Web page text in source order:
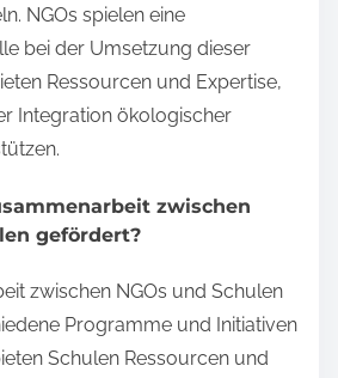
NGOs spielen eine
bei der Umsetzung dieser
Ressourcen und Expertise,
Integration ökologischer
zwischen
gefördert?
zwischen NGOs und Schulen
Programme und Initiativen
Schulen Ressourcen und